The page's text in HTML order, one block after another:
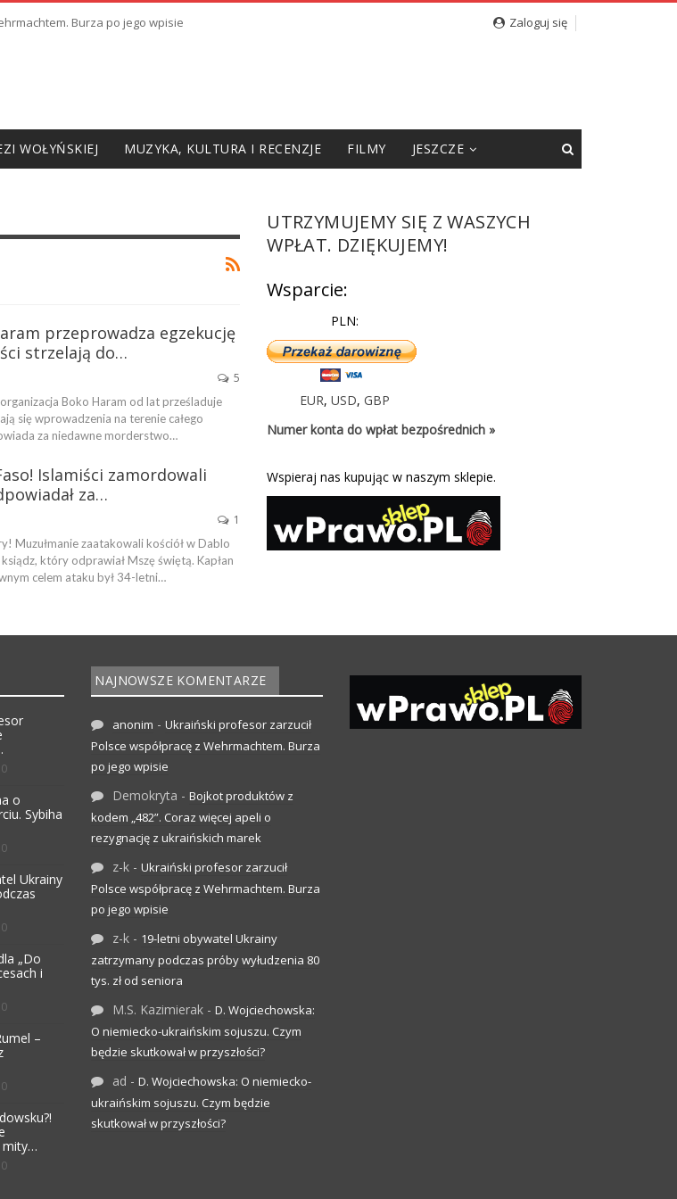
Burza po jego wpisie Zaloguj się
WOŁYŃSKIEJ MUZYKA, KULTURA I RECENZJE FILMY JESZCZE
przeprowadza egzekucję
strzelają do…
5
Boko Haram od lat prześladuje
się wprowadzenia na terenie całego
za niedawne morderstwo…
Islamiści zamordowali
za…
1
Muzułmanie zaatakowali kościół w Dablo
który odprawiał Mszę świętą. Kapłan
celem ataku był 34-letni…
UTRZYMUJEMY SIĘ Z WASZYCH
WPŁAT. DZIĘKUJEMY!
Wsparcie:
PLN:
EUR,USD,GBP
Numer konta do wpłat bezpośrednich »
Wspieraj nas kupując w naszym sklepie.
0
o
Sybiha
0
Ukrainy
0
„Do
i
0
–
0
mity…
0
NAJNOWSZE KOMENTARZE
anonim - Ukraiński profesor zarzucił
Polsce współpracę z Wehrmachtem. Burza
po jego wpisie
Demokryta - Bojkot produktów z
kodem „482”. Coraz więcej apeli o
rezygnację z ukraińskich marek
z-k - Ukraiński profesor zarzucił
Polsce współpracę z Wehrmachtem. Burza
po jego wpisie
z-k - 19-letni obywatel Ukrainy
zatrzymany podczas próby wyłudzenia 80
tys. zł od seniora
M.S. Kazimierak - D. Wojciechowska:
O niemiecko-ukraińskim sojuszu. Czym
będzie skutkował w przyszłości?
ad - D. Wojciechowska: O niemiecko-
ukraińskim sojuszu. Czym będzie
skutkował w przyszłości?